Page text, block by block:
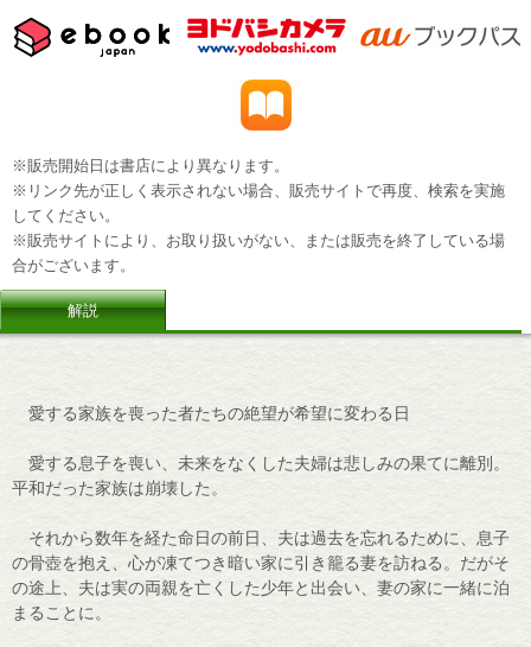
※販売開始日は書店により異なります。
※リンク先が正しく表示されない場合、販売サイトで再度、検索を実施
してください。
※販売サイトにより、お取り扱いがない、または販売を終了している場
合がございます。
解説
愛する家族を喪った者たちの絶望が希望に変わる日
愛する息子を喪い、未来をなくした夫婦は悲しみの果てに離別。
平和だった家族は崩壊した。
それから数年を経た命日の前日、夫は過去を忘れるために、息子
の骨壺を抱え、心が凍てつき暗い家に引き籠る妻を訪ねる。だがそ
の途上、夫は実の両親を亡くした少年と出会い、妻の家に一緒に泊
まることに。